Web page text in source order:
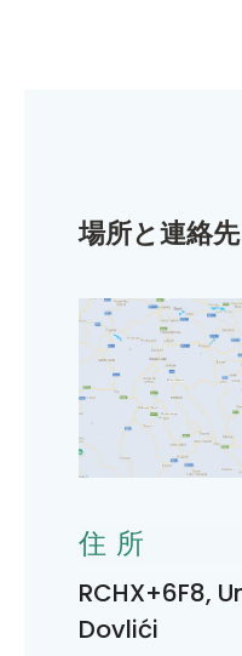
場所と連絡先
住所
RCHX+6F8,
Dovlići